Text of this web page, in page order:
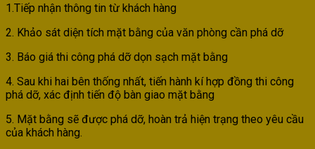
1.Tiếp nhận thông tin từ khách hàng
2. Khảo sát diện tích mặt bằng của văn phòng cần phá dỡ
3. Báo giá thi công phá dỡ dọn sạch mặt bằng
4. Sau khi hai bên thống nhất, tiến hành kí hợp đồng thi công
phá dỡ, xác định tiến độ bàn giao mặt bằng
5. Mặt bằng sẽ được phá dỡ, hoàn trả hiện trạng theo yêu cầu
của khách hàng.